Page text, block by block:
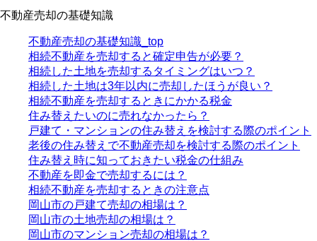
不動産売却の基礎知識
不動産売却の基礎知識_top
相続不動産を売却すると確定申告が必要？
相続した土地を売却するタイミングはいつ？
相続した土地は3年以内に売却したほうが良い？
相続不動産を売却するときにかかる税金
住み替えたいのに売れなかったら？
戸建て・マンションの住み替えを検討する際のポイント
老後の住み替えで不動産売却を検討する際のポイント
住み替え時に知っておきたい税金の仕組み
不動産を即金で売却するには？
相続不動産を売却するときの注意点
岡山市の戸建て売却の相場は？
岡山市の土地売却の相場は？
岡山市のマンション売却の相場は？